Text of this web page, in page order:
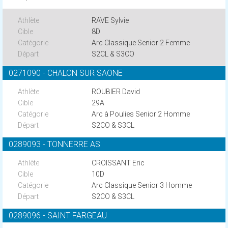
RAVE Sylvie
8D
Arc Classique Senior 2 Femme
S2CL & S3CO
0271090 - CHALON SUR SAONE
ROUBIER David
29A
Arc à Poulies Senior 2 Homme
S2CO & S3CL
0289093 - TONNERRE AS
CROISSANT Eric
10D
Arc Classique Senior 3 Homme
S2CO & S3CL
0289096 - SAINT FARGEAU